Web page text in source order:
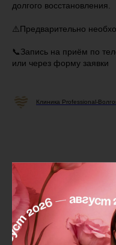
долгого восстановления.
⚠️Предварительно
📞Запись на приём по
или через форму заявки
Клиника Professional-